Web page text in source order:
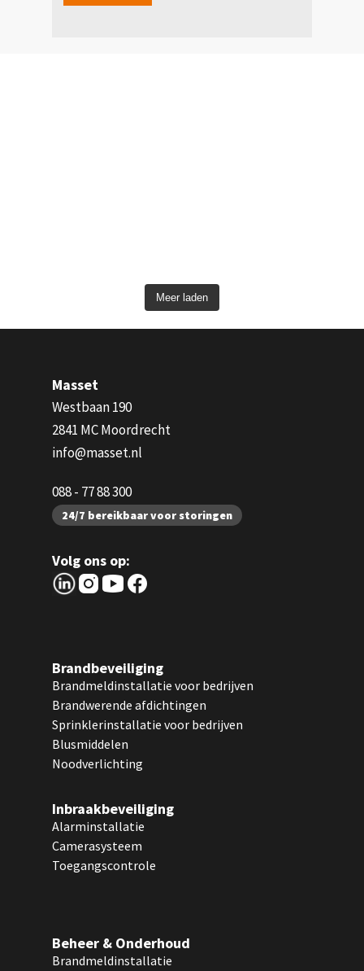
Meer laden
Masset
Westbaan 190
2841 MC Moordrecht
info@masset.nl
088 - 77 88 300
24/7 bereikbaar voor storingen
Volg ons op:
Brandbeveiliging
Brandmeldinstallatie voor bedrijven
Brandwerende afdichtingen
Sprinklerinstallatie voor bedrijven
Blusmiddelen
Noodverlichting
Inbraakbeveiliging
Alarminstallatie
Camerasysteem
Toegangscontrole
Beheer & Onderhoud
Brandmeldinstallatie